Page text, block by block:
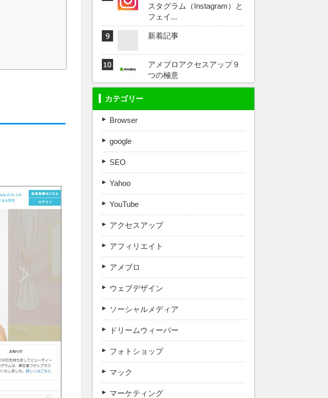
スタグラム（Instagram）と
フェイ...
新着記事
アメブロアクセスアップ９
つの極意
カテゴリー
Browser
google
SEO
Yahoo
YouTube
アクセスアップ
アフィリエイト
アメブロ
ウェブデザイン
ソーシャルメディア
ドリームウィーバー
フォトショップ
マック
マーケティング